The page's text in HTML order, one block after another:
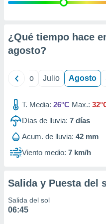
e
mediante
publicidad
de
1199
¿Qué tiempo hace
agosto?
Junio Julio Agosto
T. Media: 26°C Max.:
Días de lluvia: 7 días
Acum. de lluvia: 42 mm
Viento medio: 7 km/h
Salida y Puesta del
Salida del sol
06:45